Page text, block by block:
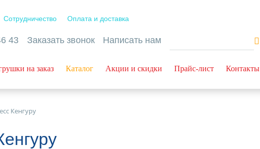
Сотрудничество Оплата и доставка
43 Заказать звонок Написать нам
на заказ Каталог Акции и скидки Прайс-лист Контакты
Кенгуру